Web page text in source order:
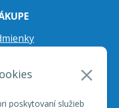
poskytovaní služieb